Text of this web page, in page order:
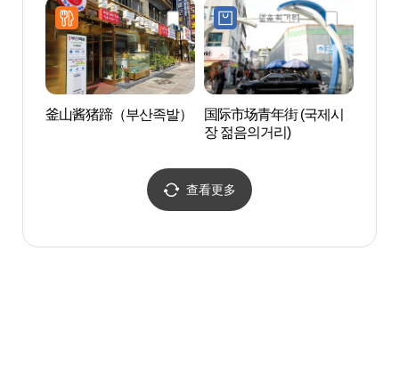
釜山酱猪蹄（부산족발）
国际市场青年街 (국제시
장 젊음의거리)
查看更多